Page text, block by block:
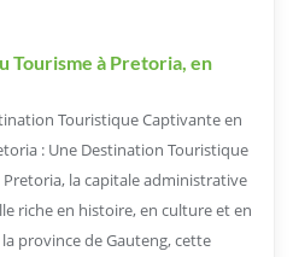
Tourisme à Pretoria, en
Touristique Captivante en
: Une Destination Touristique
la capitale administrative
riche en histoire, en culture et en
province de Gauteng, cette